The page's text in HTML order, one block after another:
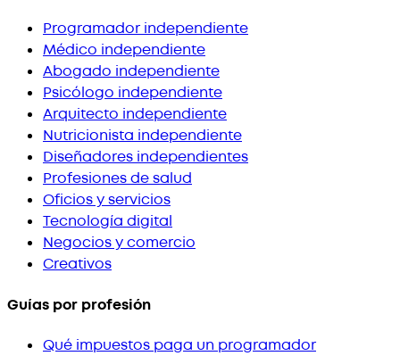
Programador independiente
Médico independiente
Abogado independiente
Psicólogo independiente
Arquitecto independiente
Nutricionista independiente
Diseñadores independientes
Profesiones de salud
Oficios y servicios
Tecnología digital
Negocios y comercio
Creativos
Guías por profesión
Qué impuestos paga un programador